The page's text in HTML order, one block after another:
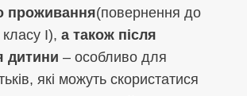
проживання(повернення до
I), а також після
дитини – особливо для
які можуть скористатися